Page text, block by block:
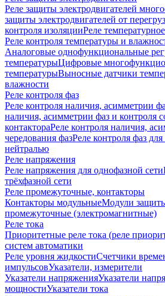
Реле защиты электродвигателей
защиты электродвигателей от
контроля изоляцииРеле температурное
Реле контроля температуры и
Аналоговые однофункциональные
температурыЦифровые
температурыВыносные датчики
влажности
Реле контроля фаз
Реле контроля наличия, асимметрии
наличия, асимметрии фаз и контроля
контактораРеле контроля наличия,
чередования фазРеле контроля фаз
нейтралью
Реле напряжения
Реле напряжения для однофазной сети
трёхфазной сети
Реле промежуточные, контакторы
Контакторы модульныеМодули
промежуточные (электромагнитные)
Реле тока
Приоритетные реле тока (реле
систем автоматики
Реле уровня жидкостиСчетчики
импульсовУказатели, измерители
Указатели напряженияУказатели
мощностиУказатели тока